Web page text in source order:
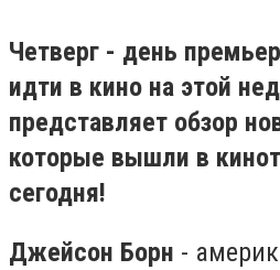
Четверг - день
идти в кино на этой
представляет обзор
которые вышли в
сегодня!
Джейсон Борн -